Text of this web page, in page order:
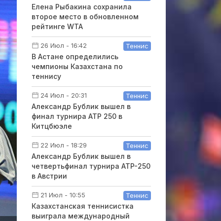
Елена Рыбакина сохранила
второе место в обновленном
рейтинге WTA
26 Июл - 16:42 Теннис
В Астане определились
чемпионы Казахстана по
теннису
24 Июл - 20:31 Теннис
Александр Бублик вышел в
финал турнира ATP 250 в
Китцбюэле
22 Июл - 18:29 Теннис
Александр Бублик вышел в
четвертьфинал турнира ATP-250
в Австрии
21 Июл - 10:55 Теннис
Казахстанская теннисистка
выиграла международный